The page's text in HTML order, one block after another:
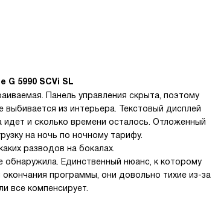
5990 SCVi SL
Панель управления скрыта, поэтому
выбивается из интерьера. Текстовый дисплей
и сколько времени осталось. Отложенный
на ночь по ночному тарифу.
разводов на бокалах.
обнаружила. Единственный нюанс, к которому
программы, они довольно тихие из-за
все компенсирует.